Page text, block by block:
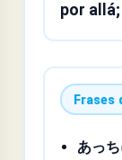
por
Frases
あっ